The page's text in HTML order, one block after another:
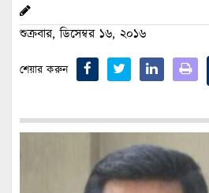
শুক্রবার, ডিসেম্বর ১৬, ২০১৬
শেয়ার করুন